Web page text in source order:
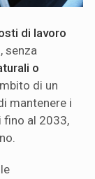
di lavoro
, senza
o
di un
mantenere i
fino al 2033,